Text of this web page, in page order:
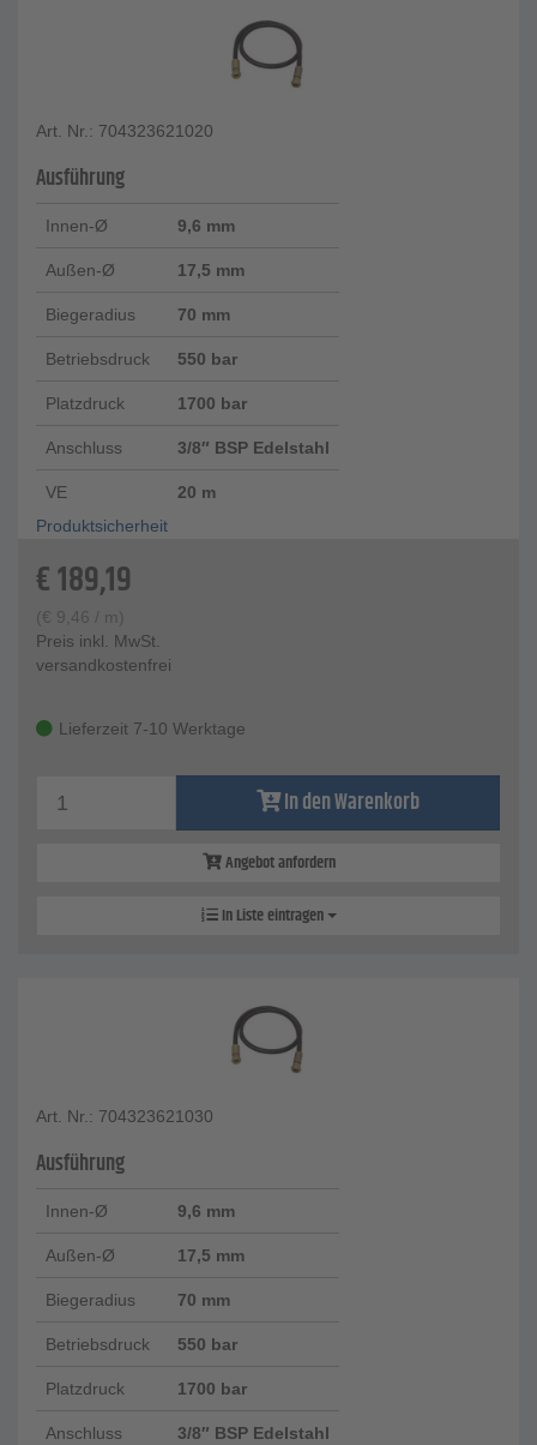
Art. Nr.: 704323621020
Ausführung
Innen-Ø 9,6 mm
Außen-Ø 17,5 mm
Biegeradius 70 mm
Betriebsdruck 550 bar
Platzdruck 1700 bar
Anschluss 3/8″ BSP Edelstahl
VE
20 m
Produktsicherheit
€189,19
(€ 9,46 / m)
Preis inkl. MwSt.
versandkostenfrei
Lieferzeit 7-10 Werktage
In den Warenkorb
Angebot anfordern
In Liste eintragen
Art. Nr.: 704323621030
Ausführung
Innen-Ø 9,6 mm
Außen-Ø 17,5 mm
Biegeradius 70 mm
Betriebsdruck 550 bar
Platzdruck 1700 bar
Anschluss 3/8″ BSP Edelstahl